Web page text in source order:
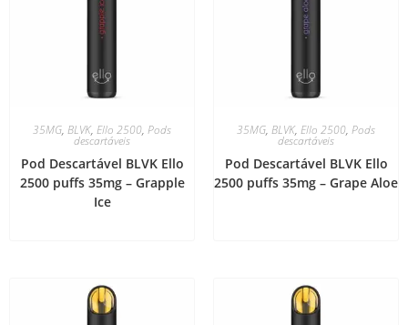
35MG, BLVK, Ello 2500, Pods
descartáveis
Pod Descartável BLVK Ello
2500 puffs 35mg – Grapple
Ice
35MG, BLVK, Ello 2500, Pods
descartáveis
Pod Descartável BLVK Ello
2500 puffs 35mg – Grape Aloe